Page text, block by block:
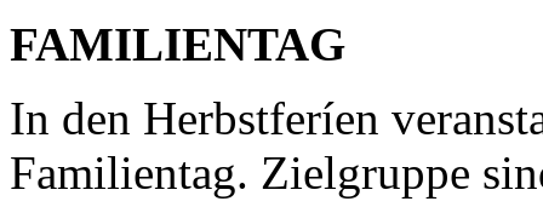
FAMILIENTAG
In den Herbstferíen
Familientag. Zielgruppe